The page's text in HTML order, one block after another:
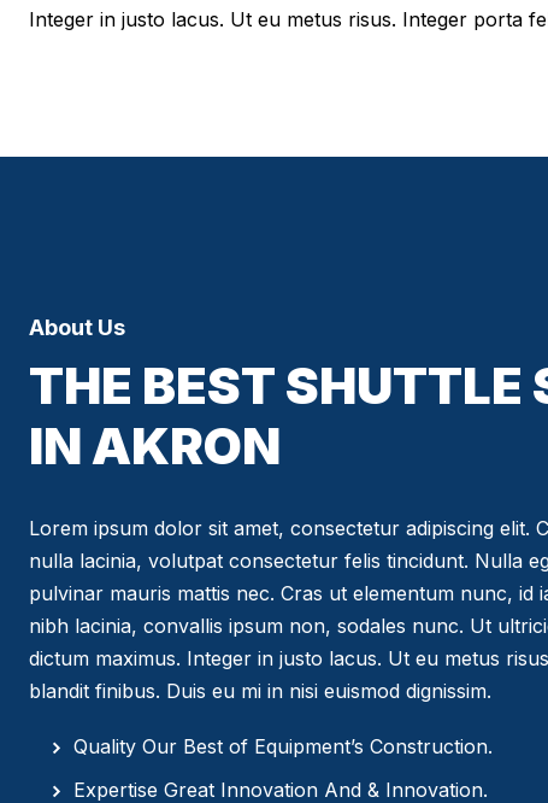
Integer in justo lacus. Ut eu metus risus. Integer porta
About Us
THE BEST SHUTTLE
IN AKRON
Lorem ipsum dolor sit amet, consectetur adipiscing elit.
nulla lacinia, volutpat consectetur felis tincidunt. Nulla
pulvinar mauris mattis nec. Cras ut elementum nunc, id
nibh lacinia, convallis ipsum non, sodales nunc. Ut
dictum maximus. Integer in justo lacus. Ut eu metus
blandit finibus. Duis eu mi in nisi euismod dignissim.
Quality Our Best of Equipment’s Construction.
Expertise Great Innovation And & Innovation.